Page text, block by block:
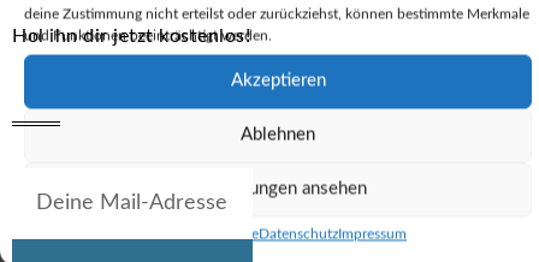
deine Zustimmung nicht erteilst oder zurückziehst, können bestimmte Merkmale
und Funktionen beeinträchtigt werden.
Akzeptieren
Ablehnen
Einstellungen ansehen
Cookie-RichtlinieDatenschutzImpressum
VORIGER
Hol ihn dir jetzt kostenlos!